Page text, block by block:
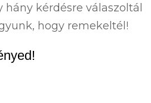
hány kérdésre válaszoltál
hogy remekeltél!